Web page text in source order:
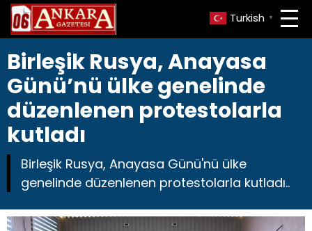
Turkish ▼
Birleşik Rusya, Anayasa
Günü’nü ülke genelinde
düzenlenen protestolarla
kutladı
Birleşik Rusya, Anayasa Günü'nü ülke
genelinde düzenlenen protestolarla kutladı..